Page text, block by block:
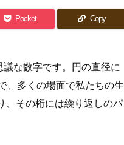
Pocket Copy
な数字です。円の直径に
、多くの場面で私たちの生
、その桁には繰り返しのパ